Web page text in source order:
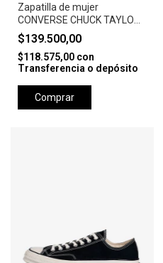
Zapatilla de mujer
CONVERSE CHUCK TAYLOR
ALL STAR PLATTFORM
LEATTHER-BLACK/WHITE
$139.500,00
$118.575,00 con
Transferencia o depósito
Comprar